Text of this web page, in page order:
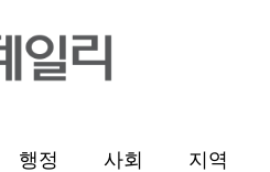
행정 사회 지역